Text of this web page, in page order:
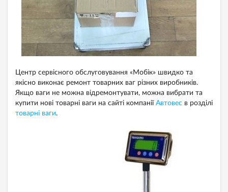
Центр сервісного обслуговування «Мобік» швидко та
якісно виконає ремонт товарних ваг різних виробників.
Якщо ваги не можна відремонтувати, можна вибрати та
купити нові товарні ваги на сайті компанії Автовес в розділі
товарні ваги.